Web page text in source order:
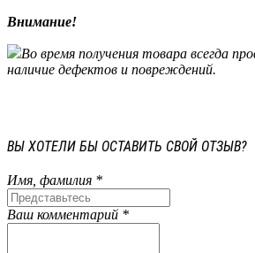
Внимание!
Во время получения товара всегда
наличие дефектов и повреждений.
ВЫ ХОТЕЛИ БЫ ОСТАВИТЬ СВОЙ ОТЗЫВ?
Имя, фамилия *
Ваш комментарий *